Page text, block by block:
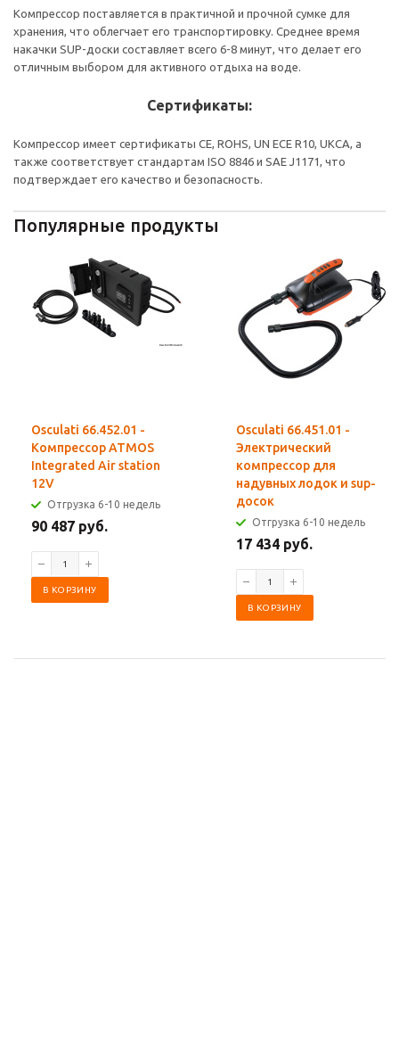
Компрессор поставляется в практичной и прочной сумке для
хранения, что облегчает его транспортировку. Среднее время
накачки SUP-доски составляет всего 6-8 минут, что делает его
отличным выбором для активного отдыха на воде.
Сертификаты:
Компрессор имеет сертификаты CE, ROHS, UN ECE R10, UKCA, а
также соответствует стандартам ISO 8846 и SAE J1171, что
подтверждает его качество и безопасность.
Популярные продукты
Osculati 66.452.01 -
Компрессор ATMOS
Integrated Air station
12V
Отгрузка 6-10 недель
90 487 руб.
В КОРЗИНУ
Osculati 66.451.01 -
Электрический
компрессор для
надувных лодок и sup-
досок
Отгрузка 6-10 недель
17 434 руб.
В КОРЗИНУ